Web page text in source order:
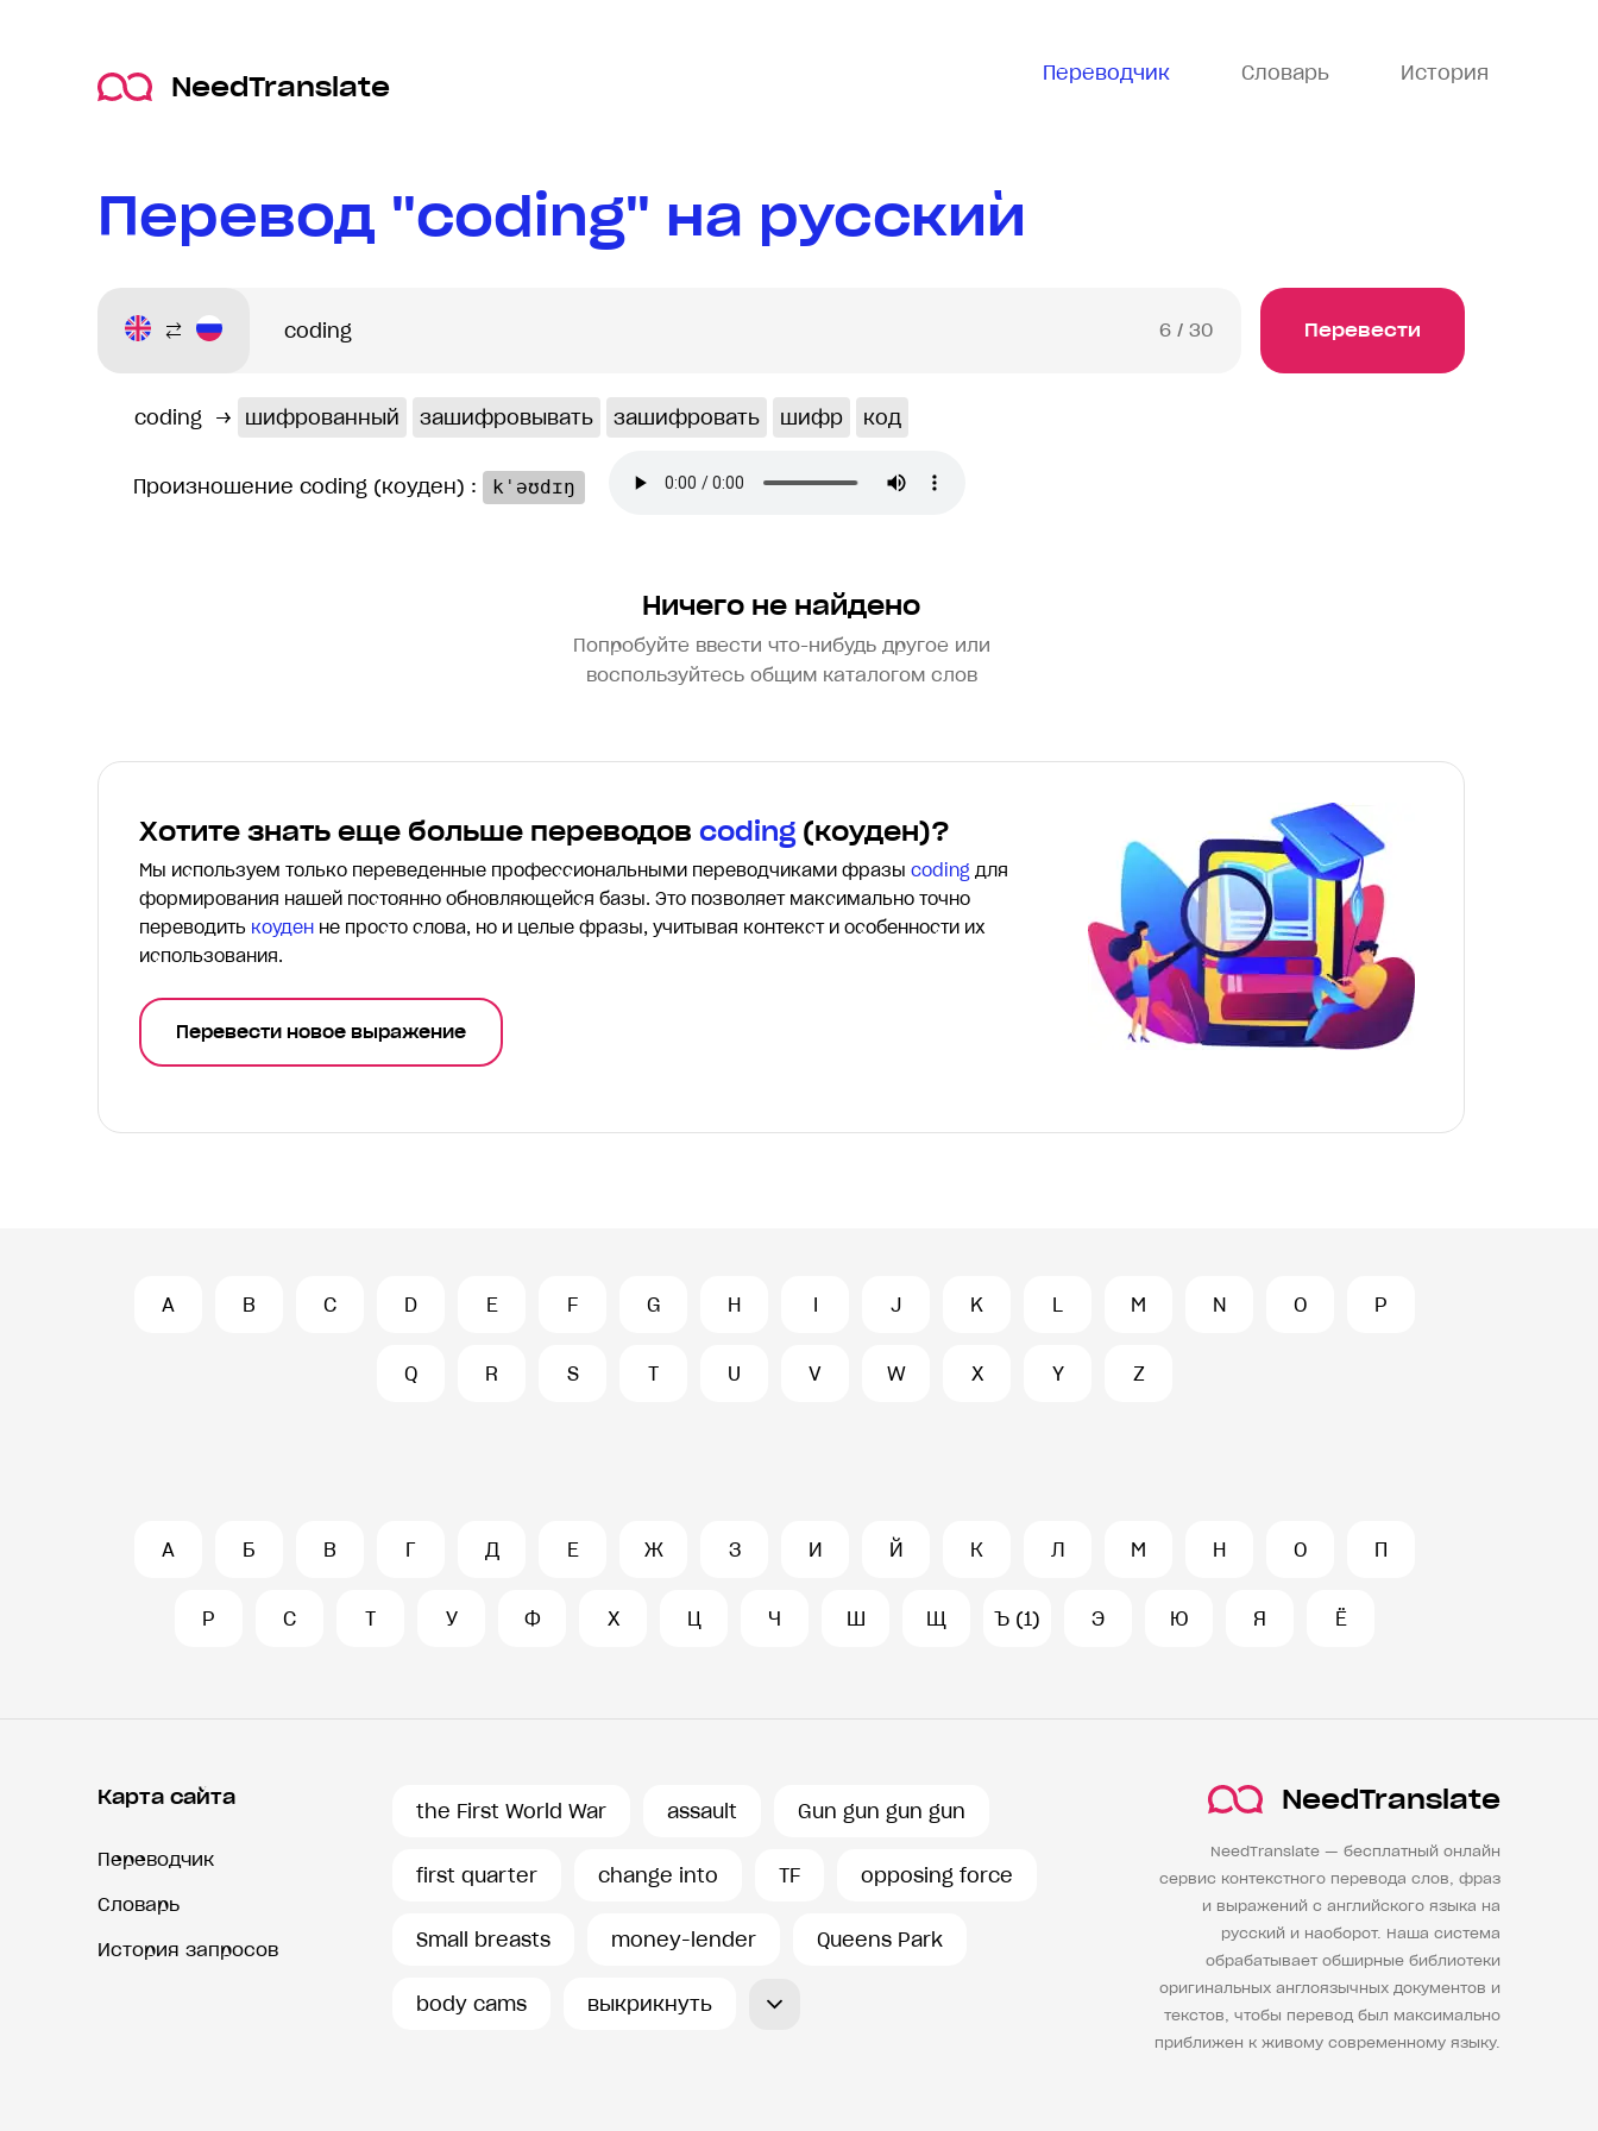
NeedTranslate Переводчик Словарь История
Перевод "coding" на русский
6 / 30 Перевести
coding → шифрованный зашифровывать зашифровать шифр код
Произношение coding (коуден) : kˈəʊdɪŋ
Ничего не найдено
Попробуйте ввести что-нибудь другое или
воспользуйтесь общим каталогом слов
Хотите знать еще больше переводов coding (коуден)?
Мы используем только переведенные профессиональными переводчиками фразы coding для
формирования нашей постоянно обновляющейся базы. Это позволяет максимально точно
переводить коуден не просто слова, но и целые фразы, учитывая контекст и особенности их
использования.
Перевести новое выражение
A B C D E F G H I J K L M N O P
Q R S T U V W X Y Z
А Б В Г Д Е Ж З И Й К Л М Н О П
Р С Т У Ф Х Ц Ч Ш Щ Ъ (1) Э Ю Я Ё
Карта сайта
Переводчик
Словарь
История запросов
the First World War assault Gun gun gun gun
first quarter change into TF opposing force
Small breasts money-lender Queens Park
body cams выкрикнуть
NeedTranslate
NeedTranslate — бесплатный онлайн
сервис контекстного перевода слов, фраз
и выражений с английского языка на
русский и наоборот. Наша система
обрабатывает обширные библиотеки
оригинальных англоязычных документов и
текстов, чтобы перевод был максимально
приближен к живому современному языку.